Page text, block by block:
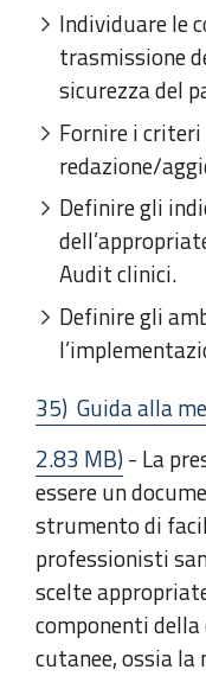
Individuare le
trasmissione
sicurezza del
Fornire i
redazione/
Definire gli
Audit clinici.
Definire gli
35) Guida alla
2.83 MB)- La
essere un
strumento di
professionisti
scelte
componenti
cutanee, ossia la